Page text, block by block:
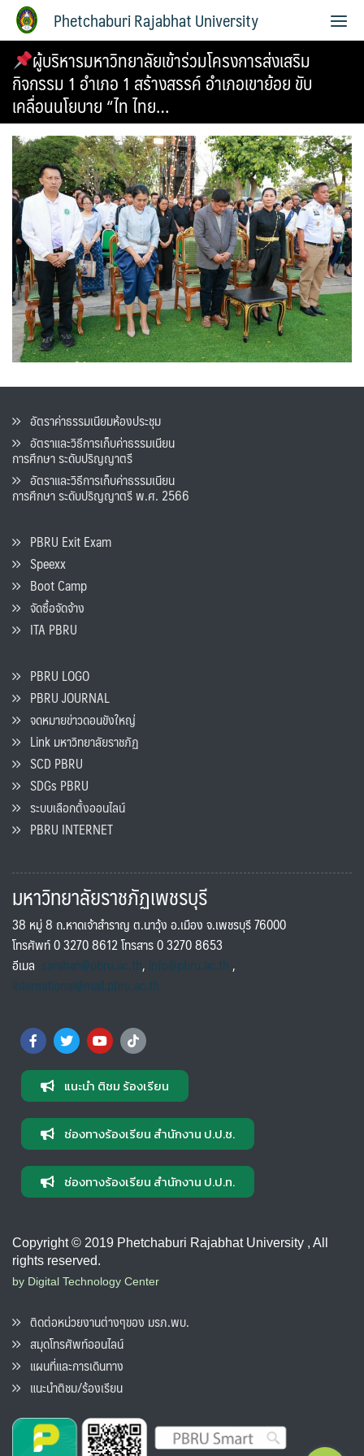
Phetchaburi Rajabhat University
ผู้บริหารมหาวิทยาลัยเข้าร่วมโครงการส่งเสริม
กิจกรรม 1 อำเภอ 1 สร้างสรรค์ อำเภอเขาย้อย ขับ
เคลื่อนนโยบาย “ไท ไทย…
อัตราค่าธรรมเนียมห้องประชุม
อัตราและวิธีการเก็บค่าธรรมเนียน
การศึกษา ระดับปริญญาตรี
อัตราและวิธีการเก็บค่าธรรมเนียน
การศึกษา ระดับปริญญาตรี พ.ศ. 2566
PBRU Exit Exam
Speexx
Boot Camp
จัดซื้อจัดจ้าง
ITA PBRU
PBRU LOGO
PBRU JOURNAL
จดหมายข่าวดอนขังใหญ่
Link มหาวิทยาลัยราชภัฏ
SCD PBRU
SDGs PBRU
ระบบเลือกตั้งออนไลน์
PBRU INTERNET
มหาวิทยาลัยราชภัฏเพชรบุรี
38 หมู่ 8 ถ.หาดเจ้าสำราญ ต.นาวุ้ง อ.เมือง จ.เพชรบุรี 76000
โทรศัพท์ 0 3270 8612 โทรสาร 0 3270 8653
อีเมล saraban@pbru.ac.th, info@pbru.ac.th,
international@mail.pbru.ac.th
แนะนำ ติชม ร้องเรียน
ช่องทางร้องเรียน สำนักงาน ป.ป.ช.
ช่องทางร้องเรียน สำนักงาน ป.ป.ท.
Copyright © 2019 Phetchaburi Rajabhat University , All
rights reserved.
by Digital Technology Center
ติดต่อหน่วยงานต่างๆของ มรภ.พบ.
สมุดโทรศัพท์ออนไลน์
แผนที่และการเดินทาง
แนะนำติชม/ร้องเรียน